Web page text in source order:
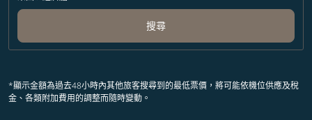
搜尋
*顯示金額為過去48小時內其他旅客搜尋到的最低票價，將可能依機位供應及稅
金、各類附加費用的調整而隨時變動。